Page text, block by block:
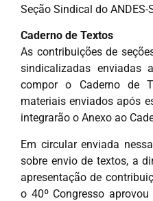
Seção Sindical do ANDES-
Caderno de Textos
As contribuições de
sindicalizadas
compor o Caderno de
materiais enviados após
integrarão o Anexo ao
Em circular enviada
sobre envio de textos, a
apresentação de
o 40º Congresso